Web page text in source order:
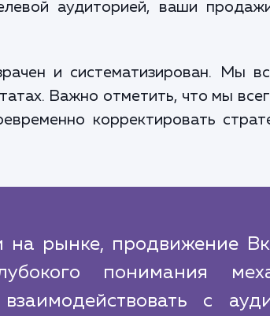
аудиторией, ваши
и систематизирован. Мы
Важно отметить, что мы
корректировать
на рынке, продвижение
понимания
с